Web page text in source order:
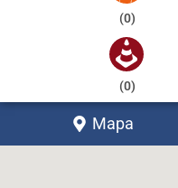
(0)
(0)
Mapa